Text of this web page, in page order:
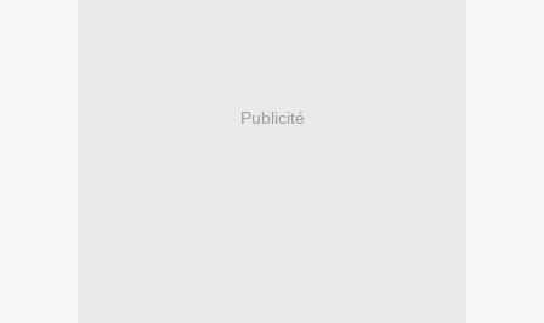
Publicité